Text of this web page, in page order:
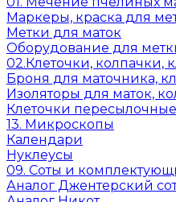
Маркеры, краска для
Метки для маток
Оборудование для
02.Клеточки, колпачки,
Броня для маточника,
Изоляторы для маток,
Клеточки пересылочные
13. Микроскопы
Календари
Нуклеусы
09. Соты и
Аналог Джентерский